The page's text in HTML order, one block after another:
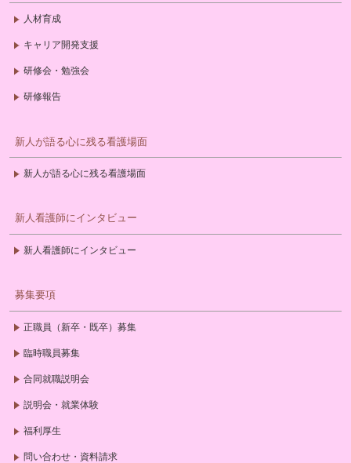
人材育成
キャリア開発支援
研修会・勉強会
研修報告
新人が語る心に残る看護場面
新人が語る心に残る看護場面
新人看護師にインタビュー
新人看護師にインタビュー
募集要項
正職員（新卒・既卒）募集
臨時職員募集
合同就職説明会
説明会・就業体験
福利厚生
問い合わせ・資料請求